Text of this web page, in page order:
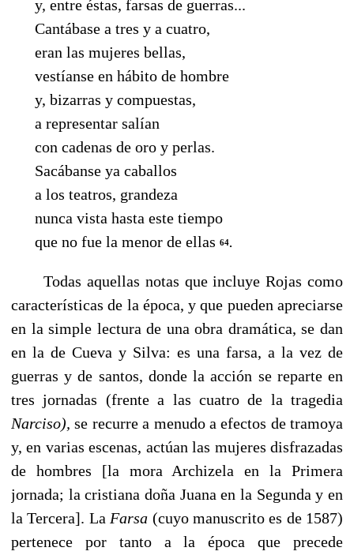
y, entre éstas, farsas de guerras...
Cantábase a tres y a cuatro,
eran las mujeres bellas,
vestíanse en hábito de hombre
y, bizarras y compuestas,
a representar salían
con cadenas de oro y perlas.
Sacábanse ya caballos
a los teatros, grandeza
nunca vista hasta este tiempo
que no fue la menor de ellas 64.
Todas aquellas notas que incluye Rojas como
características de la época, y que pueden apreciarse
en la simple lectura de una obra dramática, se dan
en la de Cueva y Silva: es una farsa, a la vez de
guerras y de santos, donde la acción se reparte en
tres jornadas (frente a las cuatro de la tragedia
Narciso),se recurre a menudo a efectos de tramoya
y, en varias es­cenas, actúan las mujeres disfrazadas
de hombres [la mora Archizela en la Primera
jornada; la cristiana doña Juana en la Segunda y en
la Tercera]. La Farsa (cuyo manuscrito es de 1587)
pertenece por tanto a la época que precede